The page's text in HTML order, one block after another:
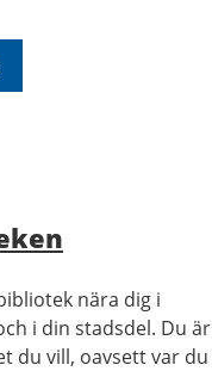
nära dig i
i din stadsdel. Du är
du vill, oavsett var du